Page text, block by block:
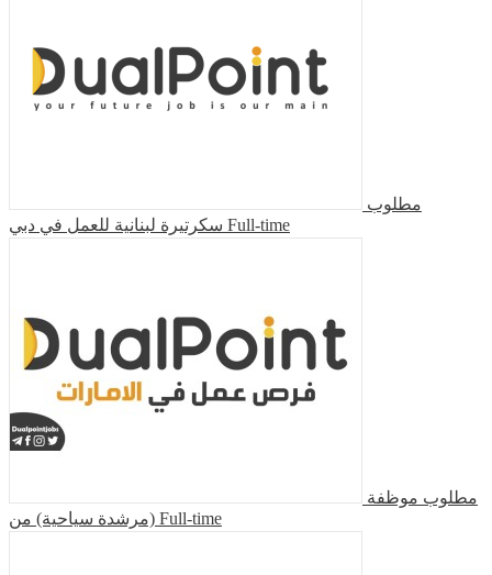
مطلوب
سكرتيرة لبنانية للعمل في دبي Full-time
مطلوب موظفة
(مرشدة سياحية) من Full-time